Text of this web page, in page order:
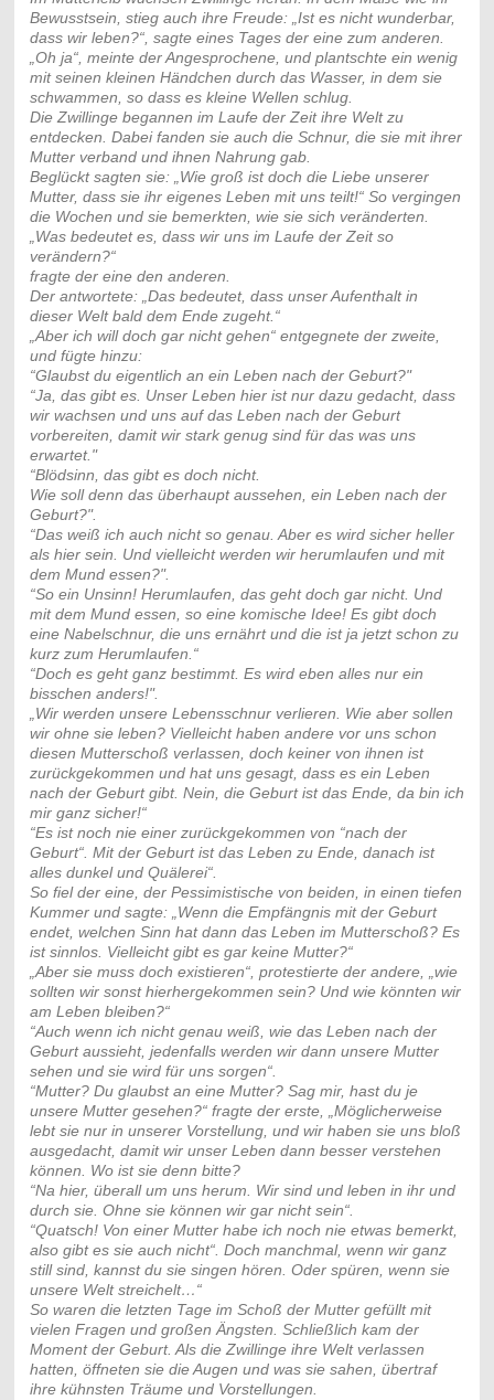
Bewusstsein, stieg auch ihre Freude: „Ist es nicht wunderbar,
dass wir leben?“, sagte eines Tages der eine zum anderen.
„Oh ja“, meinte der Angesprochene, und plantschte ein wenig
mit seinen kleinen Händchen durch das Wasser, in dem sie
schwammen, so dass es kleine Wellen schlug.
Die Zwillinge begannen im Laufe der Zeit ihre Welt zu
entdecken. Dabei fanden sie auch die Schnur, die sie mit ihrer
Mutter verband und ihnen Nahrung gab.
Beglückt sagten sie: „Wie groß ist doch die Liebe unserer
Mutter, dass sie ihr eigenes Leben mit uns teilt!“ So vergingen
die Wochen und sie bemerkten, wie sie sich veränderten.
„Was bedeutet es, dass wir uns im Laufe der Zeit so
verändern?“
fragte der eine den anderen.
Der antwortete: „Das bedeutet, dass unser Aufenthalt in
dieser Welt bald dem Ende zugeht.“
„Aber ich will doch gar nicht gehen“ entgegnete der zweite,
und fügte hinzu:
“Glaubst du eigentlich an ein Leben nach der Geburt?"
“Ja, das gibt es. Unser Leben hier ist nur dazu gedacht, dass
wir wachsen und uns auf das Leben nach der Geburt
vorbereiten, damit wir stark genug sind für das was uns
erwartet."
“Blödsinn, das gibt es doch nicht.
Wie soll denn das überhaupt aussehen, ein Leben nach der
Geburt?".
“Das weiß ich auch nicht so genau. Aber es wird sicher heller
als hier sein. Und vielleicht werden wir herumlaufen und mit
dem Mund essen?".
“So ein Unsinn! Herumlaufen, das geht doch gar nicht. Und
mit dem Mund essen, so eine komische Idee! Es gibt doch
eine Nabelschnur, die uns ernährt und die ist ja jetzt schon zu
kurz zum Herumlaufen.“
“Doch es geht ganz bestimmt. Es wird eben alles nur ein
bisschen anders!".
„Wir werden unsere Lebensschnur verlieren. Wie aber sollen
wir ohne sie leben? Vielleicht haben andere vor uns schon
diesen Mutterschoß verlassen, doch keiner von ihnen ist
zurückgekommen und hat uns gesagt, dass es ein Leben
nach der Geburt gibt. Nein, die Geburt ist das Ende, da bin ich
mir ganz sicher!“
“Es ist noch nie einer zurückgekommen von “nach der
Geburt“. Mit der Geburt ist das Leben zu Ende, danach ist
alles dunkel und Quälerei“.
So fiel der eine, der Pessimistische von beiden, in einen tiefen
Kummer und sagte: „Wenn die Empfängnis mit der Geburt
endet, welchen Sinn hat dann das Leben im Mutterschoß? Es
ist sinnlos. Vielleicht gibt es gar keine Mutter?“
„Aber sie muss doch existieren“, protestierte der andere, „wie
sollten wir sonst hierhergekommen sein? Und wie könnten wir
am Leben bleiben?“
“Auch wenn ich nicht genau weiß, wie das Leben nach der
Geburt aussieht, jedenfalls werden wir dann unsere Mutter
sehen und sie wird für uns sorgen“.
“Mutter? Du glaubst an eine Mutter? Sag mir, hast du je
unsere Mutter gesehen?“ fragte der erste, „Möglicherweise
lebt sie nur in unserer Vorstellung, und wir haben sie uns bloß
ausgedacht, damit wir unser Leben dann besser verstehen
können. Wo ist sie denn bitte?
“Na hier, überall um uns herum. Wir sind und leben in ihr und
durch sie. Ohne sie können wir gar nicht sein“.
“Quatsch! Von einer Mutter habe ich noch nie etwas bemerkt,
also gibt es sie auch nicht“. Doch manchmal, wenn wir ganz
still sind, kannst du sie singen hören. Oder spüren, wenn sie
unsere Welt streichelt…“
So waren die letzten Tage im Schoß der Mutter gefüllt mit
vielen Fragen und großen Ängsten. Schließlich kam der
Moment der Geburt. Als die Zwillinge ihre Welt verlassen
hatten, öffneten sie die Augen und was sie sahen, übertraf
ihre kühnsten Träume und Vorstellungen.